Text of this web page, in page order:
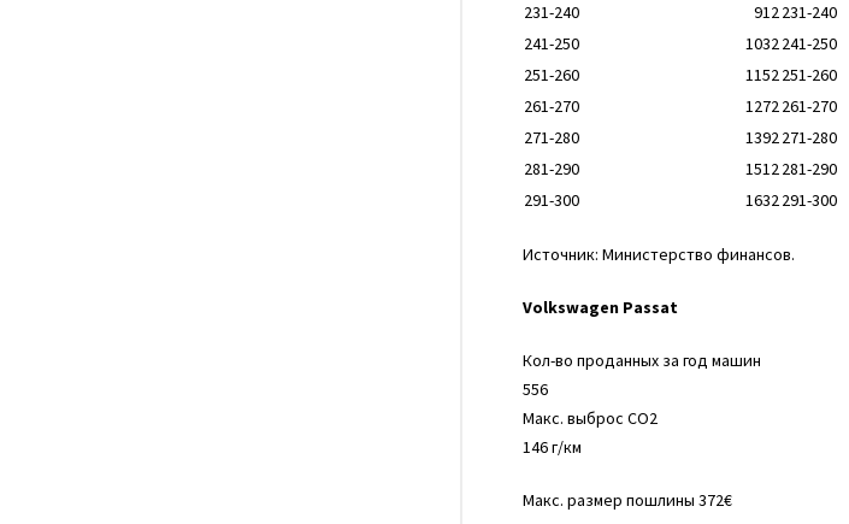
231-240
912231-240
241-250
1032241-250
251-260
1152251-260
261-270
1272261-270
271-280
1392271-280
281-290
1512281-290
291-300
1632291-300
Источник: Министерство финансов.
Volkswagen Passat
Кол-во проданных за год машин
556
Макс. выброс СО2
146 г/км
Макс. размер пошлины 372€